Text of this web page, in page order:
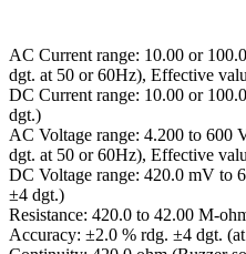
AC Current range: 10.00 or
dgt. at 50 or 60Hz), Effective
DC Current range: 10.00 or
dgt.)
AC Voltage range: 4.200 to 600
dgt. at 50 or 60Hz), Effective
DC Voltage range: 420.0 mV to
±4 dgt.)
Resistance: 420.0 to 42.00 M-
Accuracy: ±2.0 % rdg. ±4 dgt.